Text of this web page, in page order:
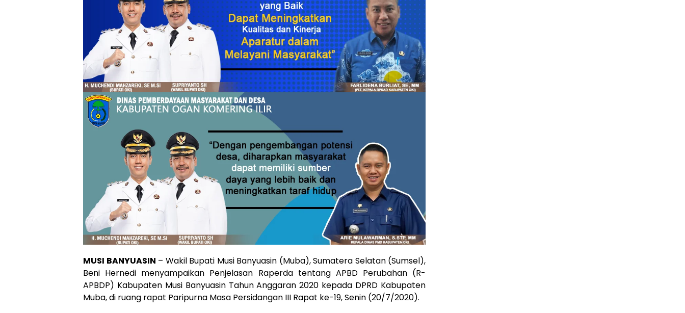
MUSI BANYUASIN – Wakil Bupati Musi Banyuasin (Muba), Sumatera Selatan (Sumsel),
Beni Hernedi menyampaikan Penjelasan Raperda tentang APBD Perubahan (R-
APBDP) Kabupaten Musi Banyuasin Tahun Anggaran 2020 kepada DPRD Kabupaten
Muba, di ruang rapat Paripurna Masa Persidangan III Rapat ke-19, Senin (20/7/2020).